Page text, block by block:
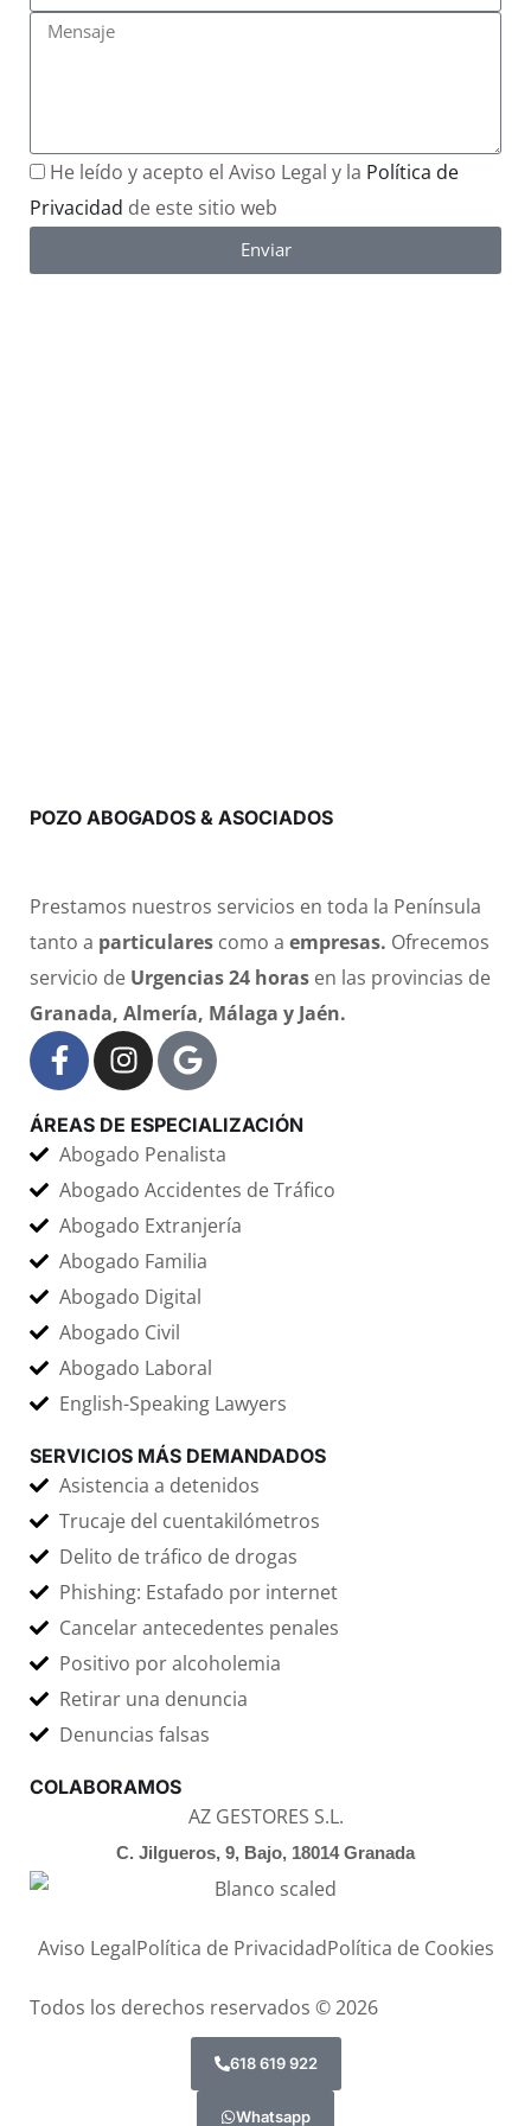
He leído y acepto el Aviso Legal y la Política de
Privacidad de este sitio web
Enviar
POZO ABOGADOS & ASOCIADOS
Prestamos nuestros servicios en toda la Península
tanto a particulares como a empresas. Ofrecemos
servicio de Urgencias 24 horas en las provincias de
Granada, Almería, Málaga y Jaén.
ÁREAS DE ESPECIALIZACIÓN
Abogado Penalista
Abogado Accidentes de Tráfico
Abogado Extranjería
Abogado Familia
Abogado Digital
Abogado Civil
Abogado Laboral
English-Speaking Lawyers
SERVICIOS MÁS DEMANDADOS
Asistencia a detenidos
Trucaje del cuentakilómetros
Delito de tráfico de drogas
Phishing: Estafado por internet
Cancelar antecedentes penales
Positivo por alcoholemia
Retirar una denuncia
Denuncias falsas
COLABORAMOS
AZ GESTORES S.L.
C. Jilgueros, 9, Bajo, 18014 Granada
Aviso LegalPolítica de PrivacidadPolítica de Cookies
Todos los derechos reservados © 2026
618 619 922
Whatsapp